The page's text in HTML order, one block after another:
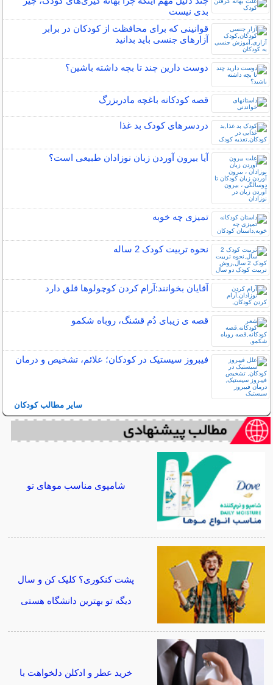
بدی نیست
قوانینی که برای محافظت از کودکان در برابر
آزارهای جنسی باید بدانید
دوست دارین چند تا بچه داشته باشین؟
قصه کودکانه باغچه مادربزرگ
دردسرهای کودک بد غذا
آیا بیرون آوردن زبان نوزادان طبیعی است؟
تمیزی چه خوبه
نحوه تربیت کودک 2 ساله
آقایان بخوانند:آرام كردن كوچولوها قلق دارد
قصه ی زیبای دُم قشنگ، روباه شکمو
فیبروز سیستیک در کودکان؛ علائم، تشخیص و درمان
سایر مطالب کودکان
شامپوی مناسب موهای تو
پشت کنکوری؟ کلیک کن و سال
دیگه تو بهترین دانشگاه هستی
خرید عطر و ادکلن دلخواهت با